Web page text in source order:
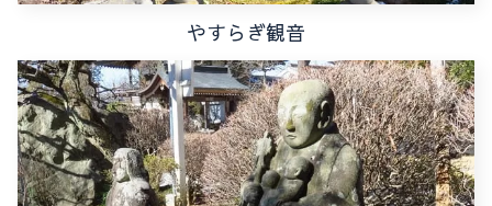
やすらぎ観音